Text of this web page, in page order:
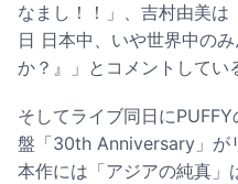
なまし！！」、吉村由美
日 日本中、いや世界中の
か？』」とコメントしてい
そしてライブ同日に
盤「30th Anniversary」が
本作には「アジアの純真」